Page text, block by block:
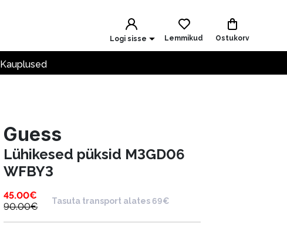
Logi sisse Lemmikud Ostukorv
Kauplused
Guess
Lühikesed püksid M3GD06
WFBY3
45.00€
90.00€
Tasuta transport alates 69€